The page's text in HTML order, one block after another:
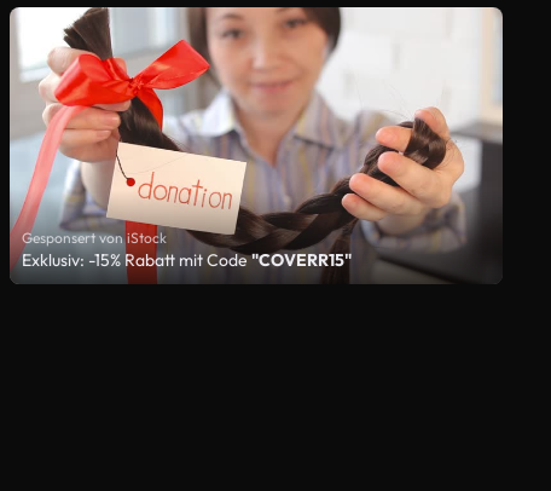
Gesponsert von iStock
Exklusiv: -15% Rabatt mit Code"COVERR15"